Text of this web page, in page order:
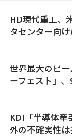
HD現代重工、
タセンター向
世界最大のビ
ーフェスト」
KDI「半導体
外の不確実性は